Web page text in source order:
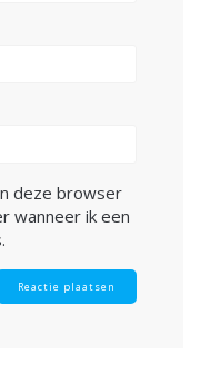
deze browser
wanneer ik een